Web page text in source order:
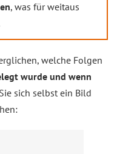
, was für weitaus
welche Folgen
wurde und wenn
sich selbst ein Bild